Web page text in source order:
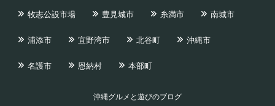
牧志公設市場 豊見城市 糸満市 南城市
浦添市 宜野湾市 北谷町 沖縄市
名護市 恩納村 本部町
沖縄グルメと遊びのブログ